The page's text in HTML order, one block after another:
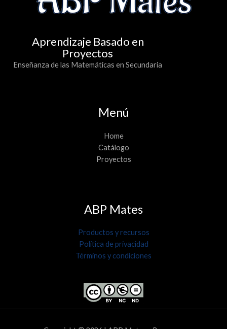
Aprendizaje Basado en
Proyectos
Enseñanza de las Matemáticas en Secundaria
Menú
Home
Catálogo
Proyectos
ABP Mates
Productos y recursos
Política de privacidad
Términos y condiciones